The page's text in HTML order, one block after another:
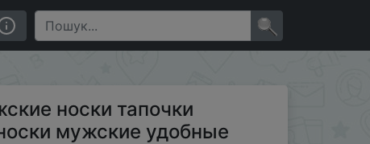
прямые поставки
носки тапочки
мужские удобные